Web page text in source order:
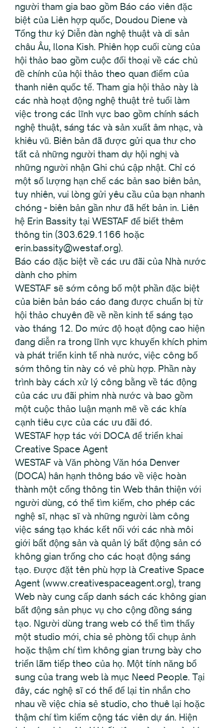
người tham gia bao gồm Báo cáo viên đặc
biệt của Liên hợp quốc, Doudou Diene và
Tổng thư ký Diễn đàn nghệ thuật và di sản
châu Âu, Ilona Kish. Phiên họp cuối cùng của
hội thảo bao gồm cuộc đối thoại về các chủ
đề chính của hội thảo theo quan điểm của
thanh niên quốc tế. Tham gia hội thảo này là
các nhà hoạt động nghệ thuật trẻ tuổi làm
việc trong các lĩnh vực bao gồm chính sách
nghệ thuật, sáng tác và sản xuất âm nhạc, và
khiêu vũ. Biên bản đã được gửi qua thư cho
tất cả những người tham dự hội nghị và
những người nhận Ghi chú cập nhật. Chỉ có
một số lượng hạn chế các bản sao biên bản,
tuy nhiên, vui lòng gửi yêu cầu của bạn nhanh
chóng - biên bản gần như đã hết bản in. Liên
hệ Erin Bassity tại WESTAF để biết thêm
thông tin (303.629.1166 hoặc
erin.bassity@westaf.org).
Báo cáo đặc biệt về các ưu đãi của Nhà nước
dành cho phim
WESTAF sẽ sớm công bố một phần đặc biệt
của biên bản báo cáo đang được chuẩn bị từ
hội thảo chuyên đề về nền kinh tế sáng tạo
vào tháng 12. Do mức độ hoạt động cao hiện
đang diễn ra trong lĩnh vực khuyến khích phim
và phát triển kinh tế nhà nước, việc công bố
sớm thông tin này có vẻ phù hợp. Phần này
trình bày cách xử lý công bằng về tác động
của các ưu đãi phim nhà nước và bao gồm
một cuộc thảo luận mạnh mẽ về các khía
cạnh tiêu cực của các ưu đãi đó.
WESTAF hợp tác với DOCA để triển khai
Creative Space Agent
WESTAF và Văn phòng Văn hóa Denver
(DOCA) hân hạnh thông báo về việc hoàn
thành một cổng thông tin Web thân thiện với
người dùng, có thể tìm kiếm, cho phép các
nghệ sĩ, nhạc sĩ và những người làm công
việc sáng tạo khác kết nối với các nhà môi
giới bất động sản và quản lý bất động sản có
không gian trống cho các hoạt động sáng
tạo. Được đặt tên phù hợp là Creative Space
Agent (www.creativespaceagent.org), trang
Web này cung cấp danh sách các không gian
bất động sản phục vụ cho cộng đồng sáng
tạo. Người dùng trang web có thể tìm thấy
một studio mới, chia sẻ phòng tối chụp ảnh
hoặc thậm chí tìm không gian trưng bày cho
triển lãm tiếp theo của họ. Một tính năng bổ
sung của trang web là mục Need People. Tại
đây, các nghệ sĩ có thể để lại tin nhắn cho
nhau về việc chia sẻ studio, cho thuê lại hoặc
thậm chí tìm kiếm cộng tác viên dự án. Hiện